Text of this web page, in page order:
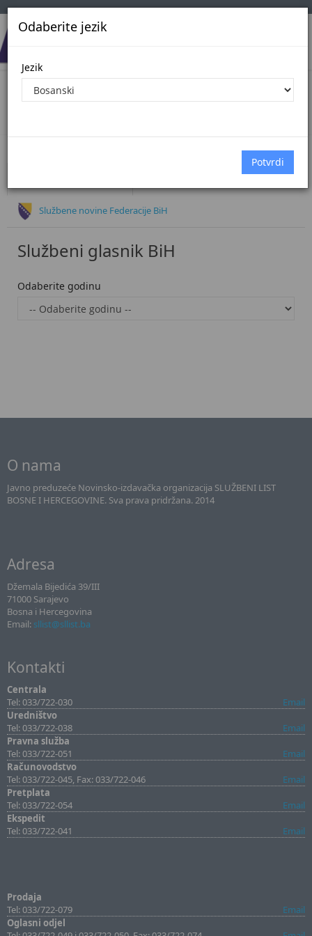
Odaberite jezik
Jezik
Oglasi
Službene novine Federacije BiH
Službeni glasnik BiH
Odaberite godinu
O nama
Javno preduzeće Novinsko-izdavačka organizacija SLUŽBENI LIST
BOSNE I HERCEGOVINE. Sva prava pridržana. 2014
Adresa
Džemala Bijedića 39/III
71000 Sarajevo
Bosna i Hercegovina
Email: sllist@sllist.ba
Kontakti
Centrala
Tel: 033/722-030
Email
Uredništvo
Tel: 033/722-038
Email
Pravna služba
Tel: 033/722-051
Email
Računovodstvo
Tel: 033/722-045, Fax: 033/722-046
Email
Pretplata
Tel: 033/722-054
Email
Ekspedit
Tel: 033/722-041
Email
Prodaja
Tel: 033/722-079
Email
Oglasni odjel